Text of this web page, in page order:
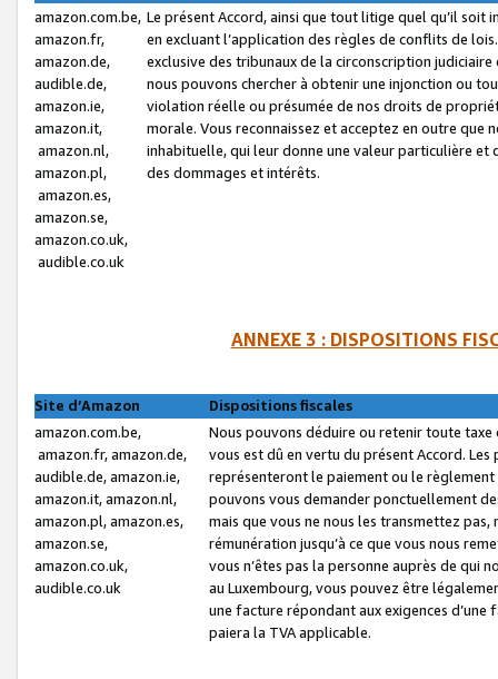
amazon.com.be,
amazon.fr,
amazon.de,
audible.de,
amazon.ie,
amazon.it,
amazon.nl,
amazon.pl,
amazon.es,
amazon.se,
amazon.co.uk,
audible.co.uk
Le présent Accord, ainsi que tout litige quel qu’il soit
en excluant l’application des règles de conflits de
exclusive des tribunaux de la circonscription
nous pouvons chercher à obtenir une injonction ou
violation réelle ou présumée de nos droits de
morale. Vous reconnaissez et acceptez en outre que
inhabituelle, qui leur donne une valeur particulière
des dommages et intérêts.
ANNEXE 3 : DISPOSITIONS
Site d’Amazon
Dispositions fiscales
amazon.com.be,
amazon.fr, amazon.de,
audible.de, amazon.ie,
amazon.it, amazon.nl,
amazon.pl, amazon.es,
amazon.se,
amazon.co.uk,
audible.co.uk
Nous pouvons déduire ou retenir toute
vous est dû en vertu du présent Accord.
représenteront le paiement ou le
pouvons vous demander ponctuellement
mais que vous ne nous les transmettez
rémunération jusqu’à ce que vous nous
vous n’êtes pas la personne auprès de qui
au Luxembourg, vous pouvez être
une facture répondant aux exigences
paiera la TVA applicable.